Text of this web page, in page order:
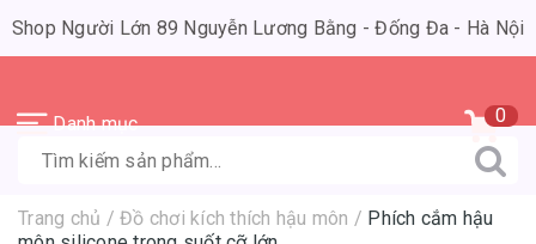
Shop Người Lớn 89 Nguyễn Lương Bằng - Đống Đa - Hà Nội
Danh mục 0
Trang chủ / Đồ chơi kích thích hậu môn / Phích cắm hậu